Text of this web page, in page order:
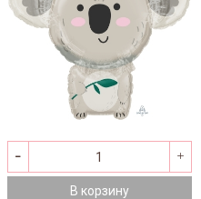
В корзину